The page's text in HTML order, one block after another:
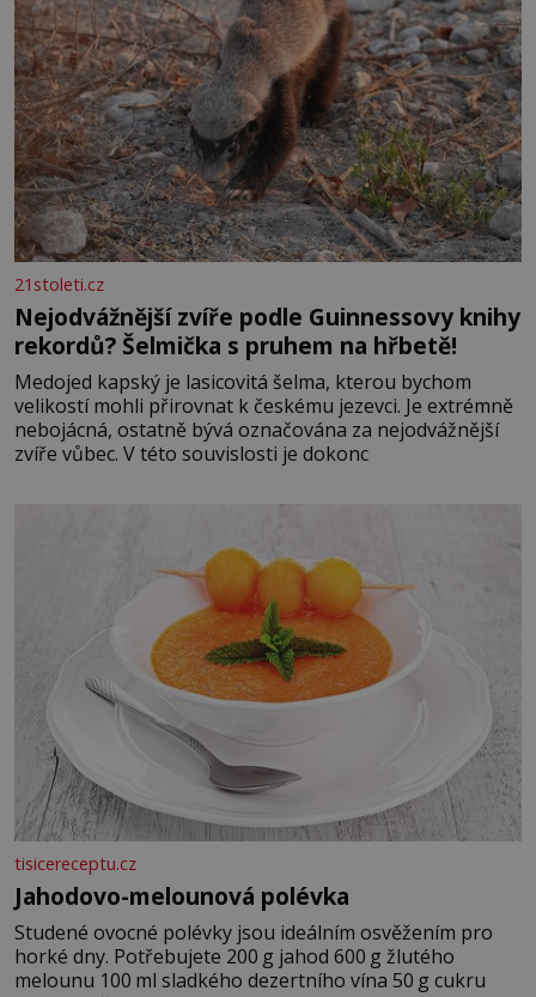
21stoleti.cz
Nejodvážnější zvíře podle Guinnessovy knihy
rekordů? Šelmička s pruhem na hřbetě!
Medojed kapský je lasicovitá šelma, kterou bychom
velikostí mohli přirovnat k českému jezevci. Je extrémně
nebojácná, ostatně bývá označována za nejodvážnější
zvíře vůbec. V této souvislosti je dokonc
tisicereceptu.cz
Jahodovo-melounová polévka
Studené ovocné polévky jsou ideálním osvěžením pro
horké dny. Potřebujete 200 g jahod 600 g žlutého
melounu 100 ml sladkého dezertního vína 50 g cukru